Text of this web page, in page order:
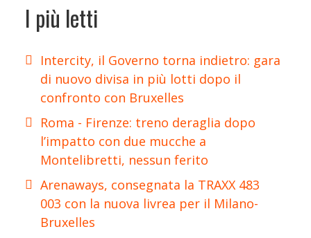
I più letti
Intercity, il Governo torna indietro: gara
di nuovo divisa in più lotti dopo il
confronto con Bruxelles
Roma - Firenze: treno deraglia dopo
l’impatto con due mucche a
Montelibretti, nessun ferito
Arenaways, consegnata la TRAXX 483
003 con la nuova livrea per il Milano-
Bruxelles